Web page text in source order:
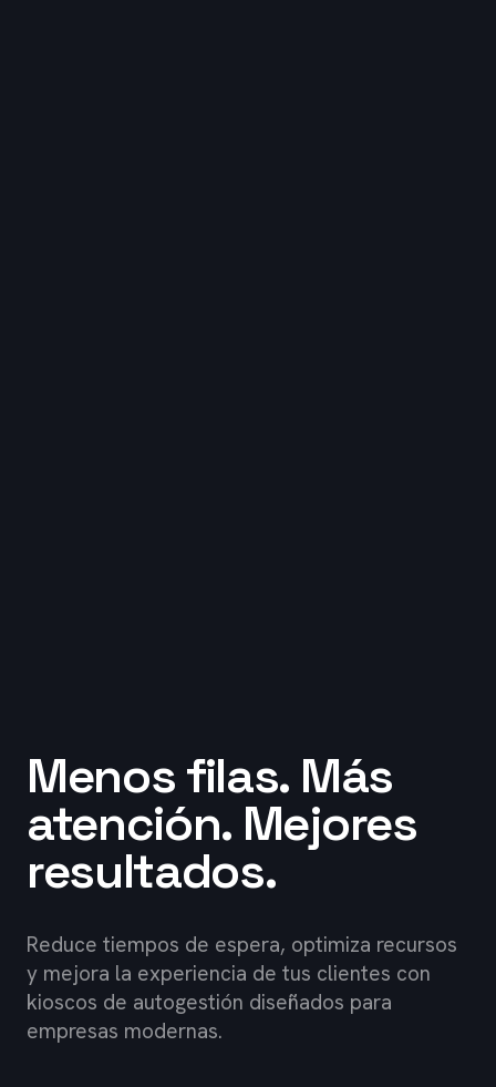
Menos filas. Más
atención. Mejores
resultados.
Reduce tiempos de espera, optimiza recursos
y mejora la experiencia de tus clientes con
kioscos de autogestión diseñados para
empresas modernas.